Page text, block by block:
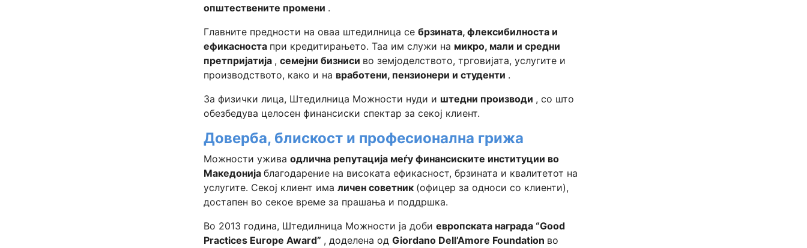
општествените промени .
Главните предности на оваа штедилница се брзината, флексибилноста и
ефикасноста при кредитирањето. Таа им служи на микро, мали и средни
претпријатија , семејни бизниси во земјоделството, трговијата, услугите и
производството, како и на вработени, пензионери и студенти .
За физички лица, Штедилница Можности нуди и штедни производи , со што
обезбедува целосен финансиски спектар за секој клиент.
Доверба, блискост и професионална грижа
Можности ужива одлична репутација меѓу финансиските институции во
Македонија благодарение на високата ефикасност, брзината и квалитетот на
услугите. Секој клиент има личен советник (офицер за односи со клиенти),
достапен во секое време за прашања и поддршка.
Во 2013 година, Штедилница Можности ја доби европската награда “Good
Practices Europe Award” , доделена од Giordano Dell’Amore Foundation во